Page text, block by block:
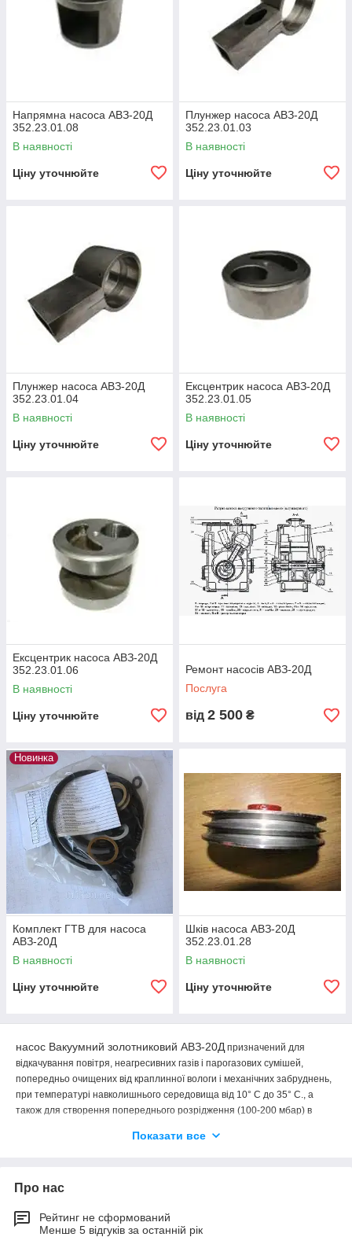
Напрямна насоса АВЗ-20Д
352.23.01.08
В наявності
Ціну уточнюйте
Плунжер насоса АВЗ-20Д
352.23.01.03
В наявності
Ціну уточнюйте
Плунжер насоса АВЗ-20Д
352.23.01.04
В наявності
Ціну уточнюйте
Ексцентрик насоса АВЗ-20Д
352.23.01.05
В наявності
Ціну уточнюйте
Ексцентрик насоса АВЗ-20Д
352.23.01.06
В наявності
Ціну уточнюйте
Ремонт насосів АВЗ-20Д
Послуга
від 2 500 ₴
Новинка
Комплект ГТВ для насоса
АВЗ-20Д
В наявності
Ціну уточнюйте
Шків насоса АВЗ-20Д
352.23.01.28
В наявності
Ціну уточнюйте
насос Вакуумний золотниковий АВЗ-20Дпризначений для
відкачування повітря, неагресивних газів і парогазових сумішей,
попередньо очищених від краплинної вологи і механічних забруднень,
при температурі навколишнього середовища від 10° С до 35° С., а
також для створення попереднього розрідження (100-200 мбар) в
Показати все
Про нас
Рейтинг не сформований
Менше 5 відгуків за останній рік